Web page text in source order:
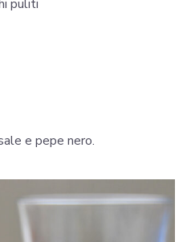
puliti
e pepe nero.